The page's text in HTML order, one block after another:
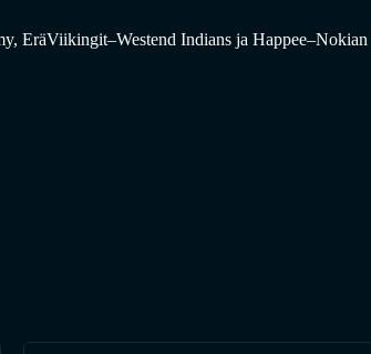
EräViikingit–Westend Indians ja